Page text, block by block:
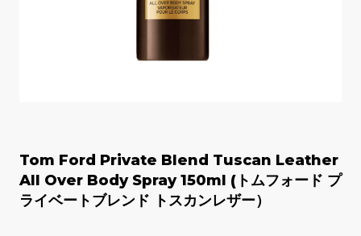
Tom Ford Private Blend Tuscan Leather
All Over Body Spray 150ml (トムフォード プ
ライベートブレンド トスカンレザー）